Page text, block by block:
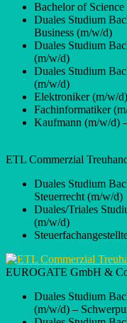
Bachelor of
Duales Studium
Business (m/w/d)
Duales Studium
(m/w/d)
Duales Studium
(m/w/d)
Elektroniker (m/w/
Fachinformatiker
Kaufmann (m/w/d)
ETL Commerzial
Duales Studium
Steuerrecht (m/w/d)
Duales/Triales
(m/w/d)
EUROGATE GmbH &
Duales Studium
(m/w/d) –